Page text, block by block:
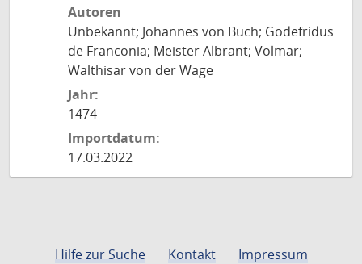
Autoren
Unbekannt; Johannes von Buch; Godefridus
de Franconia; Meister Albrant; Volmar;
Walthisar von der Wage
Jahr:
1474
Importdatum:
17.03.2022
Hilfe zur Suche Kontakt
Impressum